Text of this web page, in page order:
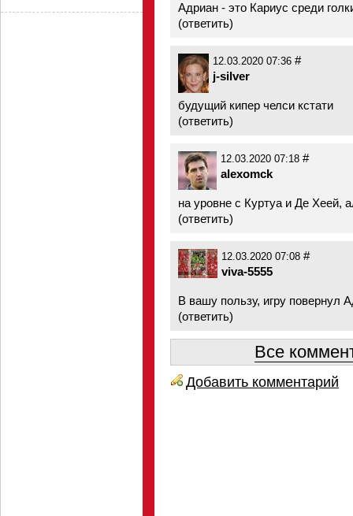
Адриан - это Кариус среди
(ответить)
12.03.2020 07:36 #
j-silver
будущий кипер челси кстати
(ответить)
12.03.2020 07:18 #
alexomck
на уровне с Куртуа и Де Хеей,
(ответить)
12.03.2020 07:08 #
viva-5555
В вашу пользу, игру повернул
(ответить)
Все
Добавить комментарий